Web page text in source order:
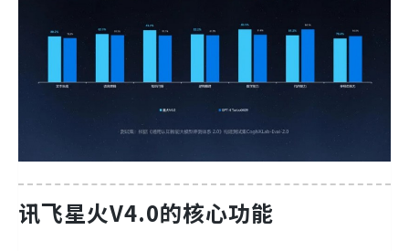
讯飞星火V4.0的核心功能